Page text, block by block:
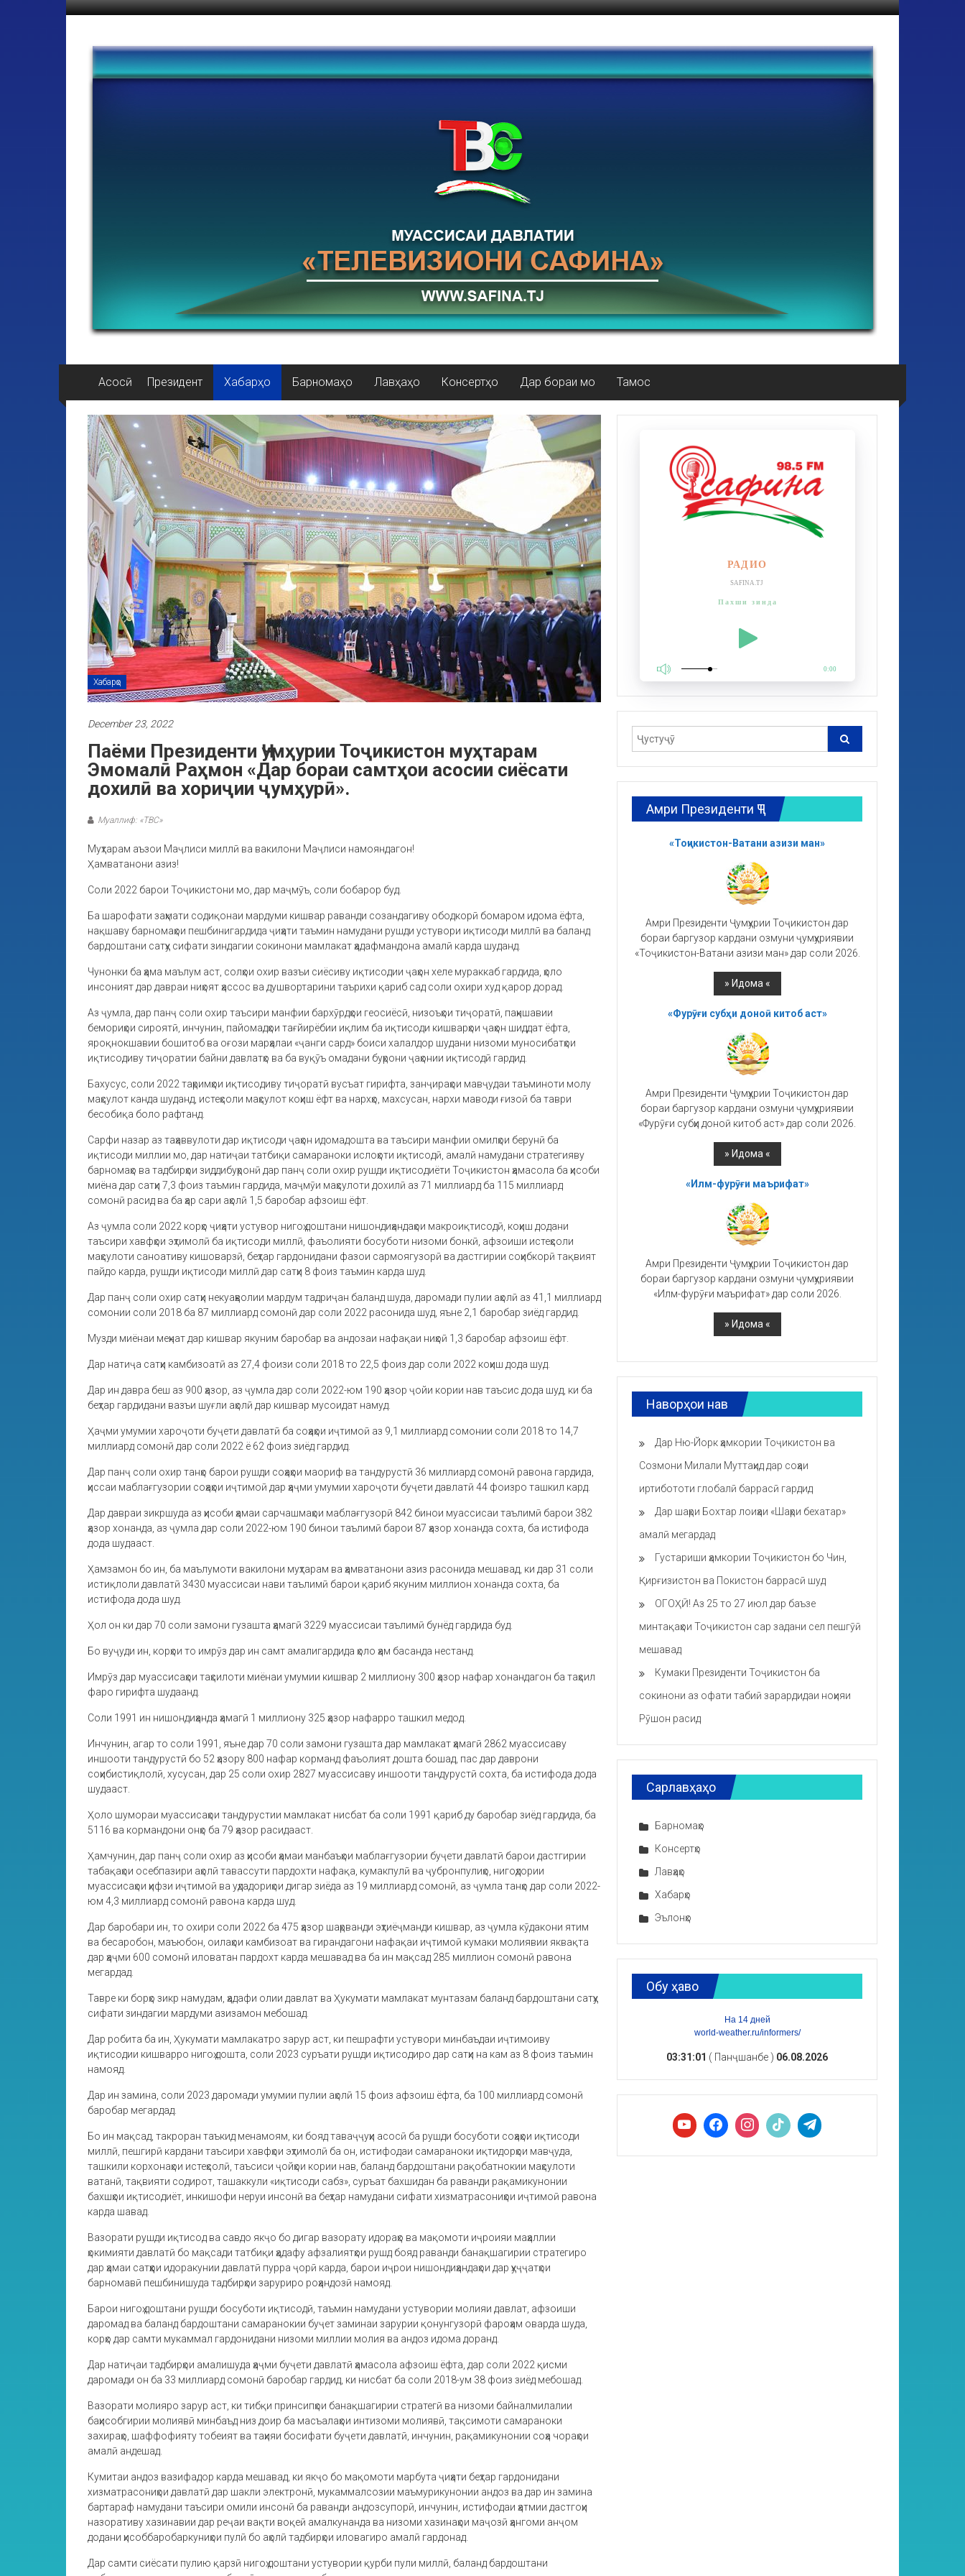
Асосӣ Президент Хабарҳо Барномаҳо Лавҳаҳо Консертҳо Дар бораи мо Тамос
Хабарҳо
December 23, 2022
Паёми Президенти Ҷумҳурии Тоҷикистон муҳтарам
Эмомалӣ Раҳмон «Дар бораи самтҳои асосии сиёсати
дохилӣ ва хориҷии ҷумҳурӣ».
Муаллиф: «ТВС»
Муҳтарам аъзои Маҷлиси миллӣ ва вакилони Маҷлиси намояндагон!
Ҳамватанони азиз!
Соли 2022 барои Тоҷикистони мо, дар маҷмӯъ, соли бобарор буд.
Ба шарофати заҳмати содиқонаи мардуми кишвар раванди созандагиву ободкорӣ бомаром идома ёфта,
нақшаву барномаҳои пешбинигардида ҷиҳати таъмин намудани рушди устувори иқтисоди миллӣ ва баланд
бардоштани сатҳу сифати зиндагии сокинони мамлакат ҳадафмандона амалӣ карда шуданд.
Чунонки ба ҳама маълум аст, солҳои охир вазъи сиёсиву иқтисодии ҷаҳон хеле мураккаб гардида, ҳоло
инсоният дар давраи ниҳоят ҳассос ва душвортарини таърихи қариб сад соли охири худ қарор дорад.
Аз ҷумла, дар панҷ соли охир таъсири манфии бархӯрдҳои геосиёсӣ, низоъҳои тиҷоратӣ, паҳншавии
бемориҳои сироятӣ, инчунин, пайомадҳои тағйирёбии иқлим ба иқтисоди кишварҳои ҷаҳон шиддат ёфта,
яроқнокшавии бошитоб ва оғози марҳалаи «ҷанги сард» боиси халалдор шудани низоми муносибатҳои
иқтисодиву тиҷоратии байни давлатҳо ва ба вуқӯъ омадани буҳрони ҷаҳонии иқтисодӣ гардид.
Бахусус, соли 2022 таҳримҳои иқтисодиву тиҷоратӣ вусъат гирифта, занҷираҳои мавҷудаи таъминоти молу
маҳсулот канда шуданд, истеҳсоли маҳсулот коҳиш ёфт ва нархҳо, махсусан, нархи маводи ғизоӣ ба таври
бесобиқа боло рафтанд.
Сарфи назар аз таҳаввулоти дар иқтисоди ҷаҳон идомадошта ва таъсири манфии омилҳои берунӣ ба
иқтисоди миллии мо, дар натиҷаи татбиқи самараноки ислоҳоти иқтисодӣ, амалӣ намудани стратегияву
барномаҳо ва тадбирҳои зиддибуҳронӣ дар панҷ соли охир рушди иқтисодиёти Тоҷикистон ҳамасола ба ҳисоби
миёна дар сатҳи 7,3 фоиз таъмин гардида, маҷмӯи маҳсулоти дохилӣ аз 71 миллиард ба 115 миллиард
сомонӣ расид ва ба ҳар сари аҳолӣ 1,5 баробар афзоиш ёфт.
Аз ҷумла соли 2022 корҳо ҷиҳати устувор нигоҳ доштани нишондиҳандаҳои макроиқтисодӣ, коҳиш додани
таъсири хавфҳои эҳтимолӣ ба иқтисоди миллӣ, фаъолияти босуботи низоми бонкӣ, афзоиши истеҳсоли
маҳсулоти саноативу кишоварзӣ, беҳтар гардонидани фазои сармоягузорӣ ва дастгирии соҳибкорӣ тақвият
пайдо карда, рушди иқтисоди миллӣ дар сатҳи 8 фоиз таъмин карда шуд.
Дар панҷ соли охир сатҳи некуаҳволии мардум тадриҷан баланд шуда, даромади пулии аҳолӣ аз 41,1 миллиард
сомонии соли 2018 ба 87 миллиард сомонӣ дар соли 2022 расонида шуд, яъне 2,1 баробар зиёд гардид.
Музди миёнаи меҳнат дар кишвар якуним баробар ва андозаи нафақаи ниҳоӣ 1,3 баробар афзоиш ёфт.
Дар натиҷа сатҳи камбизоатӣ аз 27,4 фоизи соли 2018 то 22,5 фоиз дар соли 2022 коҳиш дода шуд.
Дар ин давра беш аз 900 ҳазор, аз ҷумла дар соли 2022-юм 190 ҳазор ҷойи кории нав таъсис дода шуд, ки ба
беҳтар гардидани вазъи шуғли аҳолӣ дар кишвар мусоидат намуд.
Ҳаҷми умумии хароҷоти буҷети давлатӣ ба соҳаҳои иҷтимоӣ аз 9,1 миллиард сомонии соли 2018 то 14,7
миллиард сомонӣ дар соли 2022 ё 62 фоиз зиёд гардид.
Дар панҷ соли охир танҳо барои рушди соҳаҳои маориф ва тандурустӣ 36 миллиард сомонӣ равона гардида,
ҳиссаи маблағгузории соҳаҳои иҷтимоӣ дар ҳаҷми умумии хароҷоти буҷети давлатӣ 44 фоизро ташкил кард.
Дар давраи зикршуда аз ҳисоби ҳамаи сарчашмаҳои маблағгузорӣ 842 бинои муассисаи таълимӣ барои 382
ҳазор хонанда, аз ҷумла дар соли 2022-юм 190 бинои таълимӣ барои 87 ҳазор хонанда сохта, ба истифода
дода шудааст.
Ҳамзамон бо ин, ба маълумоти вакилони муҳтарам ва ҳамватанони азиз расонида мешавад, ки дар 31 соли
истиқлоли давлатӣ 3430 муассисаи нави таълимӣ барои қариб якуним миллион хонанда сохта, ба
истифода дода шуд.
Ҳол он ки дар 70 соли замони гузашта ҳамагӣ 3229 муассисаи таълимӣ бунёд гардида буд.
Бо вуҷуди ин, корҳои то имрӯз дар ин самт амалигардида ҳоло ҳам басанда нестанд.
Имрӯз дар муассисаҳои таҳсилоти миёнаи умумии кишвар 2 миллиону 300 ҳазор нафар хонандагон ба таҳсил
фаро гирифта шудаанд.
Соли 1991 ин нишондиҳанда ҳамагӣ 1 миллиону 325 ҳазор нафарро ташкил медод.
Инчунин, агар то соли 1991, яъне дар 70 соли замони гузашта дар мамлакат ҳамагӣ 2862 муассисаву
иншооти тандурустӣ бо 52 ҳазору 800 нафар корманд фаъолият дошта бошад, пас дар даврони
соҳибистиқлолӣ, хусусан, дар 25 соли охир 2827 муассисаву иншооти тандурустӣ сохта, ба истифода дода
шудааст.
Ҳоло шумораи муассисаҳои тандурустии мамлакат нисбат ба соли 1991 қариб ду баробар зиёд гардида, ба
5116 ва кормандони онҳо ба 79 ҳазор расидааст.
Ҳамчунин, дар панҷ соли охир аз ҳисоби ҳамаи манбаъҳои маблағгузории буҷети давлатӣ барои дастгирии
табақаҳои осебпазири аҳолӣ тавассути пардохти нафақа, кумакпулӣ ва ҷубронпулиҳо, нигоҳдории
муассисаҳои ҳифзи иҷтимоӣ ва уҳдадориҳои дигар зиёда аз 19 миллиард сомонӣ, аз ҷумла танҳо дар соли 2022-
юм 4,3 миллиард сомонӣ равона карда шуд.
Дар баробари ин, то охири соли 2022 ба 475 ҳазор шаҳрванди эҳтиёҷманди кишвар, аз ҷумла кӯдакони ятим
ва бесаробон, маъюбон, оилаҳои камбизоат ва гирандагони нафақаи иҷтимоӣ кумаки молиявии яквақта
дар ҳаҷми 600 сомонӣ иловатан пардохт карда мешавад ва ба ин мақсад 285 миллион сомонӣ равона
мегардад.
Тавре ки борҳо зикр намудам, ҳадафи олии давлат ва Ҳукумати мамлакат мунтазам баланд бардоштани сатҳу
сифати зиндагии мардуми азизамон мебошад.
Дар робита ба ин, Ҳукумати мамлакатро зарур аст, ки пешрафти устувори минбаъдаи иҷтимоиву
иқтисодии кишварро нигоҳ дошта, соли 2023 суръати рушди иқтисодиро дар сатҳи на кам аз 8 фоиз таъмин
намояд.
Дар ин замина, соли 2023 даромади умумии пулии аҳолӣ 15 фоиз афзоиш ёфта, ба 100 миллиард сомонӣ
баробар мегардад.
Бо ин мақсад, такроран таъкид менамоям, ки бояд таваҷҷуҳи асосӣ ба рушди босуботи соҳаҳои иқтисоди
миллӣ, пешгирӣ кардани таъсири хавфҳои эҳтимолӣ ба он, истифодаи самараноки иқтидорҳои мавҷуда,
ташкили корхонаҳои истеҳсолӣ, таъсиси ҷойҳои кории нав, баланд бардоштани рақобатнокии маҳсулоти
ватанӣ, тақвияти содирот, ташаккули «иқтисоди сабз», суръат бахшидан ба раванди рақамикунонии
бахшҳои иқтисодиёт, инкишофи неруи инсонӣ ва беҳтар намудани сифати хизматрасониҳои иҷтимоӣ равона
карда шавад.
Вазорати рушди иқтисод ва савдо якҷо бо дигар вазорату идораҳо ва мақомоти иҷроияи маҳаллии
ҳокимияти давлатӣ бо мақсади татбиқи ҳадафу афзалиятҳои рушд бояд раванди банақшагирии стратегиро
дар ҳамаи сатҳҳои идоракунии давлатӣ пурра ҷорӣ карда, барои иҷрои нишондиҳандаҳои дар ҳуҷҷатҳои
барномавӣ пешбинишуда тадбирҳои заруриро роҳандозӣ намояд.
Барои нигоҳ доштани рушди босуботи иқтисодӣ, таъмин намудани устувории молияи давлат, афзоиши
даромад ва баланд бардоштани самаранокии буҷет заминаи зарурии қонунгузорӣ фароҳам оварда шуда,
корҳо дар самти мукаммал гардонидани низоми миллии молия ва андоз идома доранд.
Дар натиҷаи тадбирҳои амалишуда ҳаҷми буҷети давлатӣ ҳамасола афзоиш ёфта, дар соли 2022 қисми
даромади он ба 33 миллиард сомонӣ баробар гардид, ки нисбат ба соли 2018-ум 38 фоиз зиёд мебошад.
Вазорати молияро зарур аст, ки тибқи принсипҳои банақшагирии стратегӣ ва низоми байналмилалии
баҳисобгирии молиявӣ минбаъд низ доир ба масъалаҳои интизоми молиявӣ, тақсимоти самараноки
захираҳо, шаффофияту тобеият ва таҳияи босифати буҷети давлатӣ, инчунин, рақамикунонии соҳа чораҳои
амалӣ андешад.
Кумитаи андоз вазифадор карда мешавад, ки якҷо бо мақомоти марбута ҷиҳати беҳтар гардонидани
хизматрасониҳои давлатӣ дар шакли электронӣ, мукаммалсозии маъмурикунонии андоз ва дар ин замина
бартараф намудани таъсири омили инсонӣ ба раванди андозсупорӣ, инчунин, истифодаи ҳатмии дастгоҳи
назоративу хазинавии дар реҷаи вақти воқеӣ амалкунанда ва низоми хазинаҳои маҷозӣ ҳангоми анҷом
додани ҳисоббаробаркуниҳои пулӣ бо аҳолӣ тадбирҳои иловагиро амалӣ гардонад.
Дар самти сиёсати пулию қарзӣ нигоҳ доштани устувории қурби пули миллӣ, баланд бардоштани
РАДИО
SAFINA.TJ
Пахши зинда
0:00
Амри Президенти ҶТ
«Тоҷикистон-Ватани азизи ман»
Амри Президенти Ҷумҳурии Тоҷикистон дар
бораи баргузор кардани озмуни ҷумҳуриявии
«Тоҷикистон-Ватани азизи ман» дар соли 2026.
«Фурӯғи субҳи доноӣ китоб аст»
Амри Президенти Ҷумҳурии Тоҷикистон дар
бораи баргузор кардани озмуни ҷумҳуриявии
«Фурӯғи субҳи доноӣ китоб аст» дар соли 2026.
«Илм-фурӯғи маърифат»
Амри Президенти Ҷумҳурии Тоҷикистон дар
бораи баргузор кардани озмуни ҷумҳуриявии
«Илм-фурӯғи маърифат» дар соли 2026.
Наворҳои нав
Дар Ню-Йорк ҳамкории Тоҷикистон ва
Созмони Милали Муттаҳид дар соҳаи
иртибототи глобалӣ баррасӣ гардид
Дар шаҳри Бохтар лоиҳаи «Шаҳри бехатар»
амалӣ мегардад
Густариши ҳамкории Тоҷикистон бо Чин,
Қирғизистон ва Покистон баррасӣ шуд
ОГОҲӢ! Аз 25 то 27 июл дар баъзе
минтақаҳои Тоҷикистон сар задани сел пешгӯӣ
мешавад
Кумаки Президенти Тоҷикистон ба
сокинони аз офати табиӣ зарардидаи ноҳияи
Рӯшон расид
Сарлавҳаҳо
Барномаҳо
Консертҳо
Лавҳаҳо
Хабарҳо
Эълонҳо
Обу ҳаво
На 14 дней
world-weather.ru/informers/
03:31:02 ( Панҷшанбе ) 06.08.2026